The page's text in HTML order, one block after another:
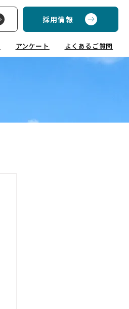
採用情報
アンケート よくあるご質問